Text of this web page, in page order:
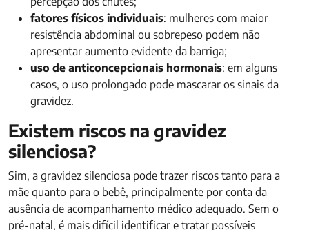
fatores físicos individuais: mulheres com maior
resistência abdominal ou sobrepeso podem não
apresentar aumento evidente da barriga;
uso de anticoncepcionais hormonais: em alguns
casos, o uso prolongado pode mascarar os sinais da
gravidez.
Existem riscos na gravidez
silenciosa?
Sim, a gravidez silenciosa pode trazer riscos tanto para a
mãe quanto para o bebê, principalmente por conta da
ausência de acompanhamento médico adequado. Sem o
pré-natal, é mais difícil identificar e tratar possíveis